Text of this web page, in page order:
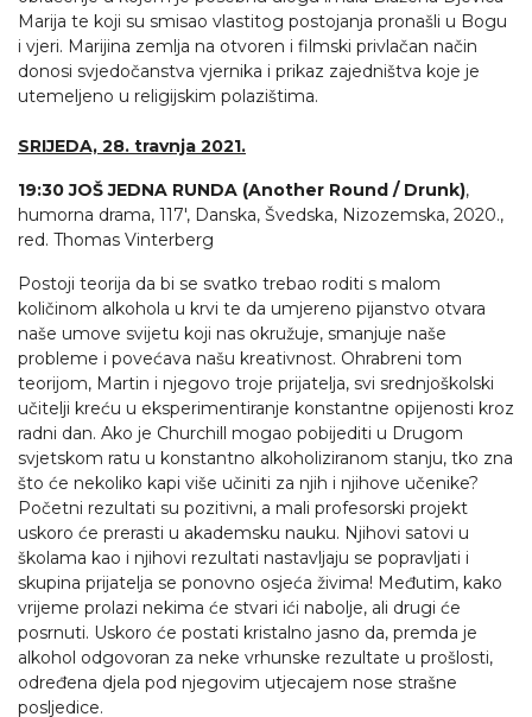
Marija te koji su smisao vlastitog postojanja pronašli u Bogu
i vjeri. Marijina zemlja na otvoren i filmski privlačan način
donosi svjedočanstva vjernika i prikaz zajedništva koje je
utemeljeno u religijskim polazištima.
SRIJEDA, 28. travnja 2021.
19:30 JOŠ JEDNA RUNDA (Another Round / Drunk),
humorna drama, 117′, Danska, Švedska, Nizozemska, 2020.,
red. Thomas Vinterberg
Postoji teorija da bi se svatko trebao roditi s malom
količinom alkohola u krvi te da umjereno pijanstvo otvara
naše umove svijetu koji nas okružuje, smanjuje naše
probleme i povećava našu kreativnost. Ohrabreni tom
teorijom, Martin i njegovo troje prijatelja, svi srednjoškolski
učitelji kreću u eksperimentiranje konstantne opijenosti kroz
radni dan. Ako je Churchill mogao pobijediti u Drugom
svjetskom ratu u konstantno alkoholiziranom stanju, tko zna
što će nekoliko kapi više učiniti za njih i njihove učenike?
Početni rezultati su pozitivni, a mali profesorski projekt
uskoro će prerasti u akademsku nauku. Njihovi satovi u
školama kao i njihovi rezultati nastavljaju se popravljati i
skupina prijatelja se ponovno osjeća živima! Međutim, kako
vrijeme prolazi nekima će stvari ići nabolje, ali drugi će
posrnuti. Uskoro će postati kristalno jasno da, premda je
alkohol odgovoran za neke vrhunske rezultate u prošlosti,
određena djela pod njegovim utjecajem nose strašne
posljedice.